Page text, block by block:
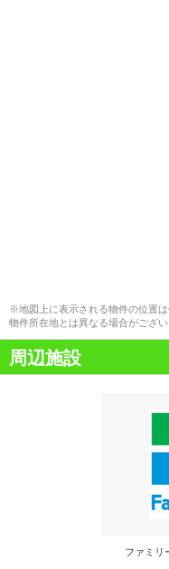
※地図上に表示される物件の位置
物件所在地とは異なる場合がござい
周辺施設
ファミリ